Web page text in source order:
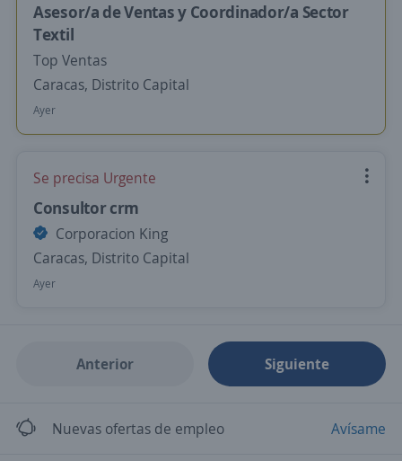
Asesor/a de Ventas y Coordinador/a Sector
Textil
Top Ventas
Caracas, Distrito Capital
Ayer
Se precisa Urgente
Consultor crm
Corporacion King
Caracas, Distrito Capital
Ayer
Anterior Siguiente
Nuevas ofertas de empleo Avísame